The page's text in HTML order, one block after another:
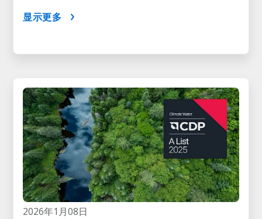
显示更多
2026年1月08日